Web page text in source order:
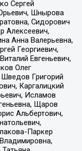
Сергей
Шнырова
Сидорович
Алексеевич,
Анна Валерьевна,
Георгиевич,
Евгеньевич,
Олег
Григорий
Каргалицкий
Исламов
Щаров
Альбертович,
Паркер